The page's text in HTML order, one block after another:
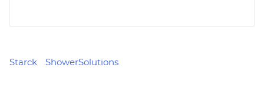
Starck ShowerSolutions